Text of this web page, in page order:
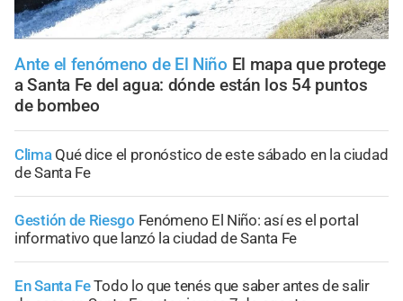
Ante el fenómeno de El Niño El mapa que protege
a Santa Fe del agua: dónde están los 54 puntos
de bombeo
Clima Qué dice el pronóstico de este sábado en la ciudad
de Santa Fe
Gestión de Riesgo Fenómeno El Niño: así es el portal
informativo que lanzó la ciudad de Santa Fe
En Santa FeTodo lo que tenés que saber antes de salir